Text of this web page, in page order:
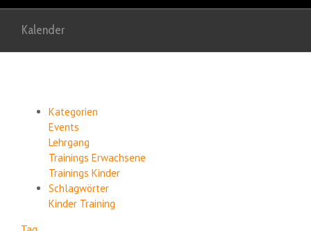
Kalender
Kategorien
Events
Lehrgang
Trainings Erwachsene
Trainings Kinder
Schlagwörter
Kinder Training